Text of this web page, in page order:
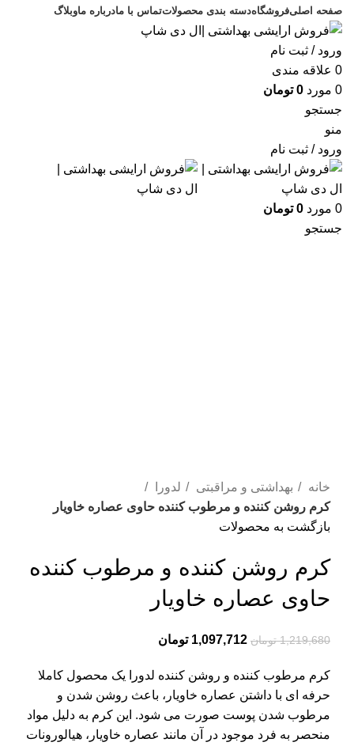
صفحه اصلیفروشگاهدسته بندی محصولاتتماس با مادرباره ماوبلاگ
ورود / ثبت نام
0 علاقه مندی
0 مورد 0 تومان
جستجو
منو
ورود / ثبت نام
0 مورد 0 تومان
جستجو
خانه بهداشتی و مراقبتی
لدورا
کرم روشن کننده و مرطوب کننده حاوی عصاره خاویار
بازگشت به محصولات
کرم روشن کننده و مرطوب کننده
حاوی عصاره خاویار
1,219,680 تومان 1,097,712 تومان
کرم مرطوب کننده و روشن کننده لدورا یک محصول کاملا
حرفه­ ای با داشتن عصاره خاویار، باعث روشن­ شدن و
مرطوب­ شدن پوست صورت می شود. این کرم به دلیل مواد
منحصر به فرد موجود در آن مانند عصاره خاویار، هیالورونات